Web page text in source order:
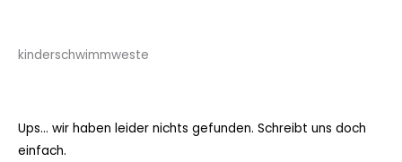
kinderschwimmweste
Ups... wir haben leider nichts gefunden. Schreibt uns doch
einfach.